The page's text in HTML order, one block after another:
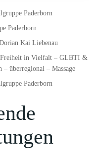
Paderborn
Paderborn
Kai Liebenau
in Vielfalt – GLBTI &
überregional – Massage
Paderborn